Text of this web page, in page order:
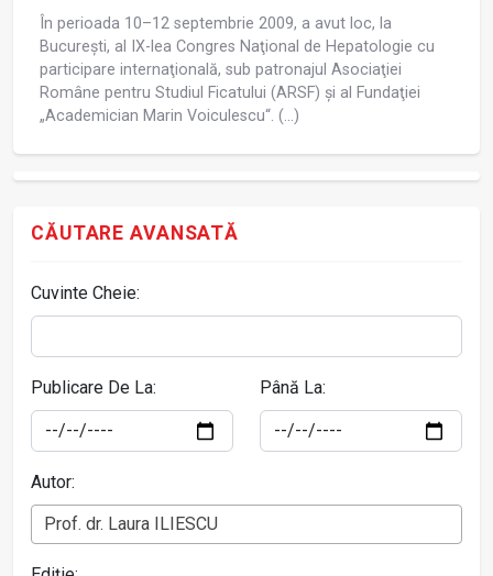
În perioada 10–12 septembrie 2009, a avut loc, la
Bucureşti, al IX-lea Congres Naţional de Hepatologie cu
participare internaţională, sub patronajul Asociaţiei
Române pentru Studiul Ficatului (ARSF) şi al Fundaţiei
„Academician Marin Voiculescu“. (...)
CĂUTARE AVANSATĂ
Cuvinte Cheie:
Publicare De La: Până La:
Autor:
Prof. dr. Laura ILIESCU